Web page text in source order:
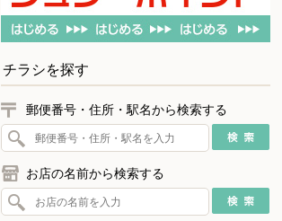
チラシを探す
郵便番号・住所・駅名から検索する
お店の名前から検索する